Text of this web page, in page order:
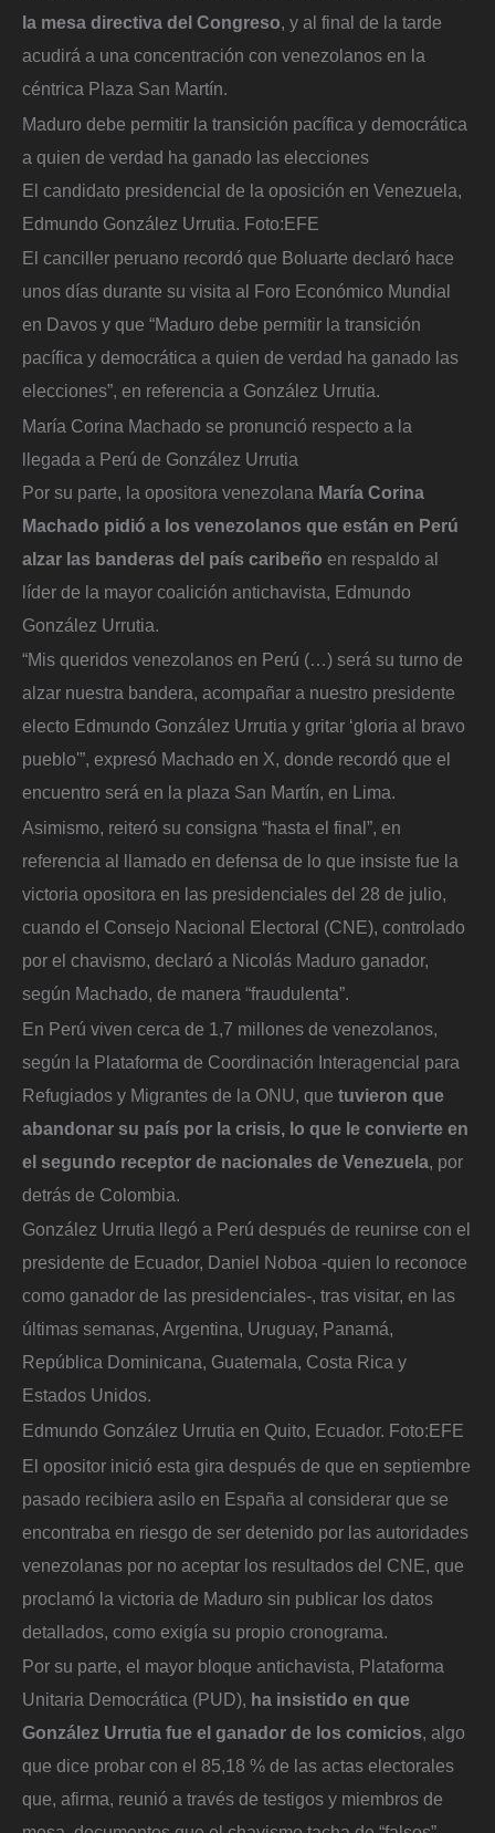
la mesa directiva del Congreso, y al final de la tarde
acudirá a una concentración con venezolanos en la
céntrica Plaza San Martín.
Maduro debe permitir la transición pacífica y democrática
a quien de verdad ha ganado las elecciones
El candidato presidencial de la oposición en Venezuela,
Edmundo González Urrutia. Foto:EFE
El canciller peruano recordó que Boluarte declaró hace
unos días durante su visita al Foro Económico Mundial
en Davos y que “Maduro debe permitir la transición
pacífica y democrática a quien de verdad ha ganado las
elecciones”, en referencia a González Urrutia.
María Corina Machado se pronunció respecto a la
llegada a Perú de González Urrutia
Por su parte, la opositora venezolana María Corina
Machado pidió a los venezolanos que están en Perú
alzar las banderas del país caribeño en respaldo al
líder de la mayor coalición antichavista, Edmundo
González Urrutia.
“Mis queridos venezolanos en Perú (…) será su turno de
alzar nuestra bandera, acompañar a nuestro presidente
electo Edmundo González Urrutia y gritar ‘gloria al bravo
pueblo'”, expresó Machado en X, donde recordó que el
encuentro será en la plaza San Martín, en Lima.
Asimismo, reiteró su consigna “hasta el final”, en
referencia al llamado en defensa de lo que insiste fue la
victoria opositora en las presidenciales del 28 de julio,
cuando el Consejo Nacional Electoral (CNE), controlado
por el chavismo, declaró a Nicolás Maduro ganador,
según Machado, de manera “fraudulenta”.
En Perú viven cerca de 1,7 millones de venezolanos,
según la Plataforma de Coordinación Interagencial para
Refugiados y Migrantes de la ONU, que tuvieron que
abandonar su país por la crisis, lo que le convierte en
el segundo receptor de nacionales de Venezuela, por
detrás de Colombia.
González Urrutia llegó a Perú después de reunirse con el
presidente de Ecuador, Daniel Noboa -quien lo reconoce
como ganador de las presidenciales-, tras visitar, en las
últimas semanas, Argentina, Uruguay, Panamá,
República Dominicana, Guatemala, Costa Rica y
Estados Unidos.
Edmundo González Urrutia en Quito, Ecuador. Foto:EFE
El opositor inició esta gira después de que en septiembre
pasado recibiera asilo en España al considerar que se
encontraba en riesgo de ser detenido por las autoridades
venezolanas por no aceptar los resultados del CNE, que
proclamó la victoria de Maduro sin publicar los datos
detallados, como exigía su propio cronograma.
Por su parte, el mayor bloque antichavista, Plataforma
Unitaria Democrática (PUD), ha insistido en que
González Urrutia fue el ganador de los comicios, algo
que dice probar con el 85,18 % de las actas electorales
que, afirma, reunió a través de testigos y miembros de